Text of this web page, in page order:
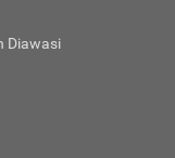
Diawasi